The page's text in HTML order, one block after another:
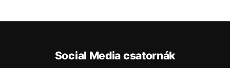
Social Media csatornák